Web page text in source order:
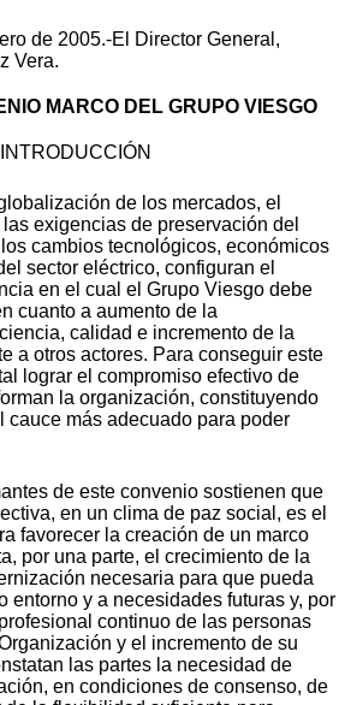
de 2005.-El Director General,
Vera.
MARCO DEL GRUPO VIESGO
INTRODUCCIÓN
de los mercados, el
exigencias de preservación del
cambios tecnológicos, económicos
sector eléctrico, configuran el
en el cual el Grupo Viesgo debe
cuanto a aumento de la
calidad e incremento de la
a otros actores. Para conseguir este
lograr el compromiso efectivo de
la organización, constituyendo
cauce más adecuado para poder
de este convenio sostienen que
en un clima de paz social, es el
favorecer la creación de un marco
por una parte, el crecimiento de la
necesaria para que pueda
entorno y a necesidades futuras y, por
continuo de las personas
y el incremento de su
las partes la necesidad de
en condiciones de consenso, de